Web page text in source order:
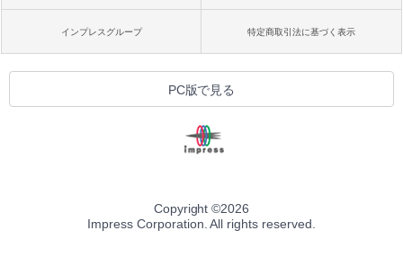
インプレスグループ 特定商取引法に基づく表示
PC版で見る
Copyright ©2026
Impress Corporation. All rights reserved.